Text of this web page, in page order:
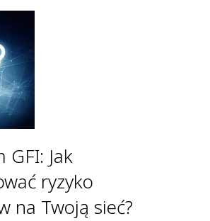
GFI: Jak
ryzyko
na Twoją sieć?